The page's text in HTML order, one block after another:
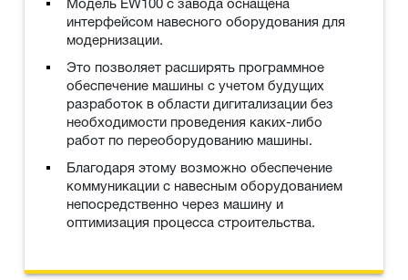
интерфейсом навесного оборудования для
модернизации.
Это позволяет расширять программное
обеспечение машины с учетом будущих
разработок в области дигитализации без
необходимости проведения каких-либо
работ по переоборудованию машины.
Благодаря этому возможно обеспечение
коммуникации с навесным оборудованием
непосредственно через машину и
оптимизация процесса строительства.